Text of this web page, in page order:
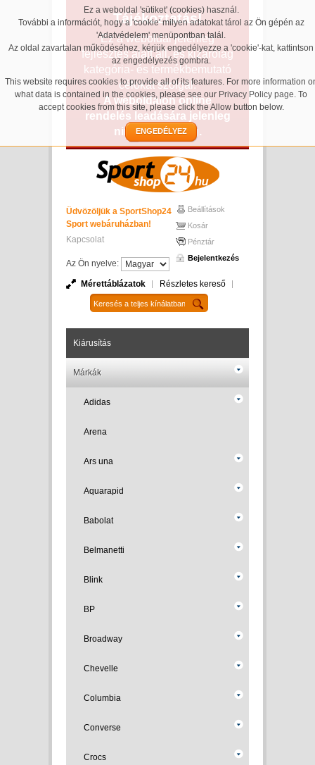
Ez a weboldal 'sütiket' (cookies) használ.
További a információt, hogy a 'cookie' milyen adatokat tárol az Ön gépén az
'Adatvédelem' menüpontban talál.
Az oldal zavartalan működéséhez, kérjük engedélyezze a 'cookie'-kat, kattintson
az engedélyezés gombra.
This website requires cookies to provide all of its features. For more information
what data is contained in the cookies, please see our Privacy Policy page. To
accept cookies from this site, please click the Allow button below.
ENGEDÉLYEZ
Tájékoztatás!
Ez a weboldal jelenleg
fejlesztés alatt áll, és kizárólag
kategória- és termékbemutató
célokat szolgál.
A weboldalon online
rendelés leadására jelenleg
nincs lehetőség.
Üdvözöljük a SportShop24
Sport webáruházban!
Kapcsolat
Az Ön nyelve:
Beállítások
Kosár
Pénztár
Bejelentkezés
Mérettáblázatok Részletes kereső
Kiárusítás
Márkák
Adidas
Arena
Ars una
Aquarapid
Babolat
Belmanetti
Blink
BP
Broadway
Chevelle
Columbia
Converse
Crocs